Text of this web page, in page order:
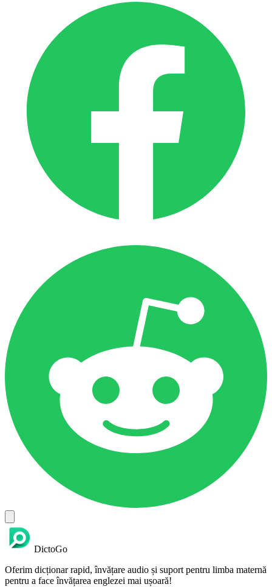
DictoGo
Oferim dicționar rapid, învățare audio și suport pentru limba maternă
pentru a face învățarea englezei mai ușoară!